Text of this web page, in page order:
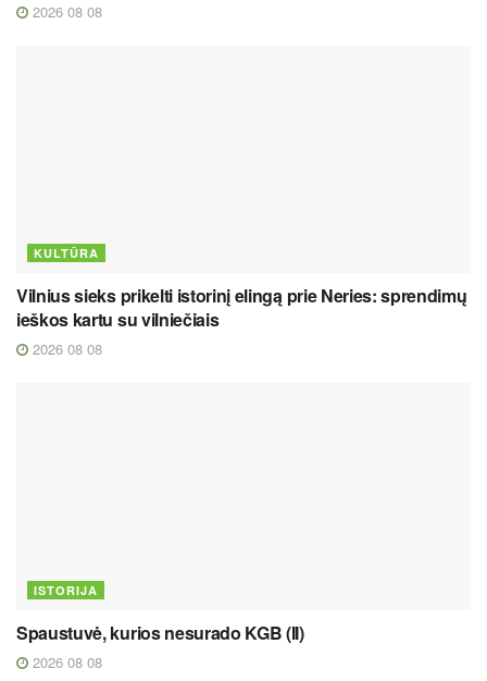
2026 08 08
KULTŪRA
Vilnius sieks prikelti istorinį elingą prie Neries: sprendimų
ieškos kartu su vilniečiais
2026 08 08
ISTORIJA
Spaustuvė, kurios nesurado KGB (II)
2026 08 08